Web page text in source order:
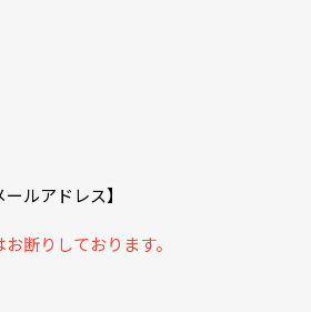
ルアドレス】
断りしております。